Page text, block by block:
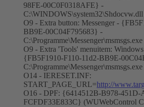
98FE-00C0F0318AFE} -
C:\WINDOWS\system32\Shdocvw.dll
O9 - Extra button: Messenger -
BB9E-00C04F795683} -
C:\Programme\Messenger\msmsgs.exe
O9 - Extra 'Tools' menuitem:
{FB5F1910-F110-11d2-BB9E-
C:\Programme\Messenger\msmsgs.exe
O14 - IERESET.INF:
START_PAGE_URL=http://
O16 - DPF: {6414512B-B978-451D-
FCFDF33E833C} (WUWebControl